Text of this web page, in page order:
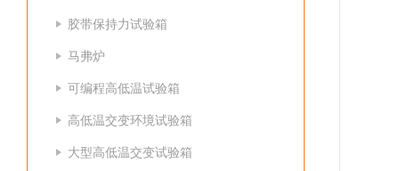
胶带保持力试验箱
马弗炉
可编程高低温试验箱
高低温交变环境试验箱
大型高低温交变试验箱